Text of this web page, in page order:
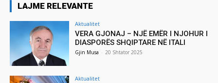
LAJME RELEVANTE
Aktualitet
VERA GJONAJ – NJË EMËR I NJOHUR I
DIASPORËS SHQIPTARE NË ITALI
Gjin Musa - 20 Shtator 2025
Aktualitet